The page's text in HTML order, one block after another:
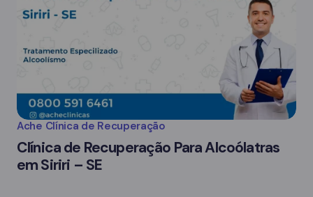
Ache Clínica de Recuperação
Clínica de Recuperação Para Alcoólatras
em Siriri – SE